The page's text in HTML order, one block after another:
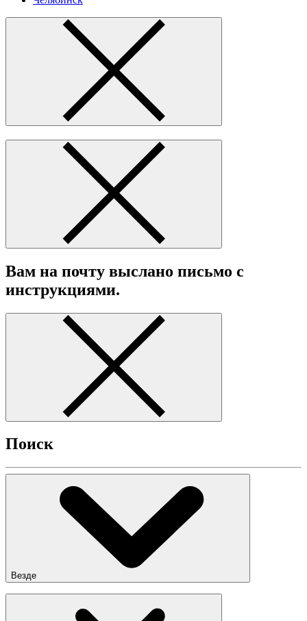
Вам на почту выслано письмо с
инструкциями.
Поиск
Везде